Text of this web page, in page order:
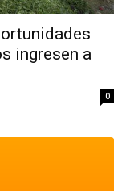
ingresen a
0